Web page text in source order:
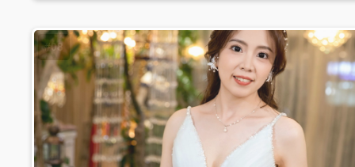
#08